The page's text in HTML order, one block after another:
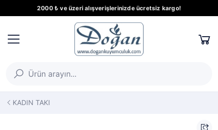
2000 ₺ ve üzeri alışverişlerinizde ücretsiz kargo!
KADIN TAKI